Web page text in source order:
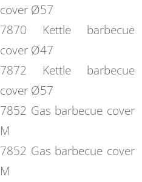
cover Ø57
7870 Kettle barbecue
cover Ø47
7872 Kettle barbecue
cover Ø57
7852 Gas barbecue cover
M
7852 Gas barbecue cover
M